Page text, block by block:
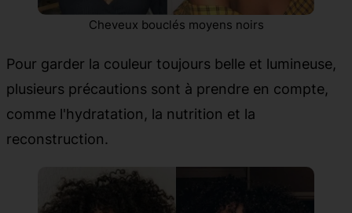
Cheveux bouclés moyens noirs
Pour garder la couleur toujours belle et lumineuse,
plusieurs précautions sont à prendre en compte,
comme l'hydratation, la nutrition et la
reconstruction.